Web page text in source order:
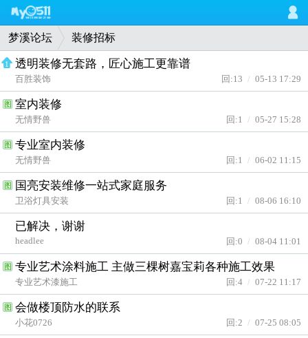
梦溪论坛 装修招标
1 透明装修无套路，匠心施工更靠谱
回:13 / 05-13 17:29
百胜装饰
图 室内装修
回:1 / 05-27 15:28
无情野兽
图 专业室内装修
回:1 / 06-02 11:15
无情野兽
图 国亮安装维修一站式家庭服务
回:1 / 08-06 16:10
卫浴灯具安装
已解决，谢谢
回:0 / 08-04 11:01
headlee
图 专业艺术涂料施工 主做三棵树嘉宝莉各种施工效果
回:4 / 07-22 11:17
专业艺术漆施工
图 会做楼顶防水的联系
回:2 / 07-25 08:05
小花0726